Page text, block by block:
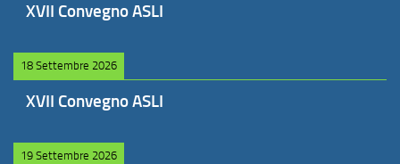
XVII Convegno ASLI
18 Settembre 2026
XVII Convegno ASLI
19 Settembre 2026